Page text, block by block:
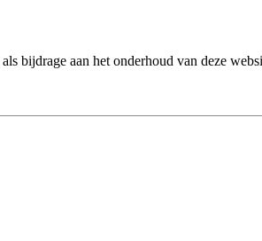
bijdrage aan het onderhoud van deze